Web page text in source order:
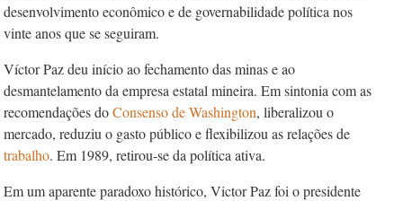
desenvolvimento econômico e de governabilidade política nos
vinte anos que se seguiram.
Víctor Paz deu início ao fechamento das minas e ao
desmantelamento da empresa estatal mineira. Em sintonia com as
recomendações doConsenso de Washington, liberalizou o
mercado, reduziu o gasto público e flexibilizou as relações de
trabalho. Em 1989, retirou-se da política ativa.
Em um aparente paradoxo histórico, Victor Paz foi o presidente